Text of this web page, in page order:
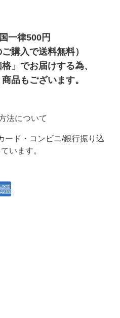
一律500円
購入で送料無料）
」でお届けする為、
品もございます。
法について
ード・コンビニ/銀行振り込
います。